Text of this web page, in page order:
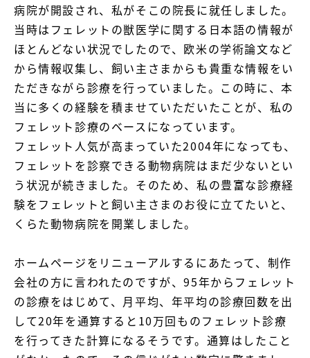
病院が開設され、私がそこの院長に就任しました。
当時はフェレットの獣医学に関する日本語の情報が
ほとんどない状況でしたので、欧米の学術論文など
から情報収集し、飼い主さまからも貴重な情報をい
ただきながら診療を行っていました。この時に、本
当に多くの経験を積ませていただいたことが、私の
フェレット診療のベースになっています。
フェレット人気が高まっていた2004年になっても、
フェレットを診察できる動物病院はまだ少ないとい
う状況が続きました。そのため、私の豊富な診療経
験をフェレットと飼い主さまのお役に立てたいと、
くらた動物病院を開業しました。
ホームページをリニューアルするにあたって、制作
会社の方に言われたのですが、95年からフェレット
の診療をはじめて、月平均、年平均の診療回数を出
して20年を通算すると10万回ものフェレット診療
を行ってきた計算になるそうです。通算はしたこと